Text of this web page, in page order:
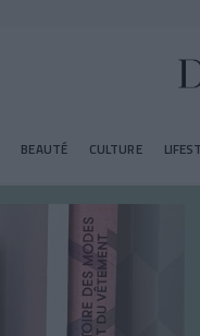
BEAUTÉ CULTURE